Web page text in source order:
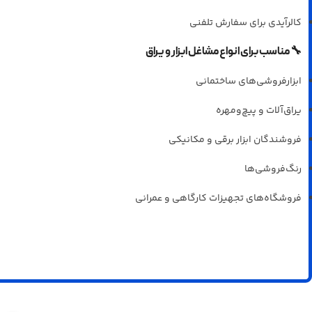
کالرآیدی برای سفارش تلفنی
🔧مناسب برای انواع مشاغل ابزار و یراق
ابزارفروشی‌های ساختمانی
یراق‌آلات و پیچ‌ومهره
فروشندگان ابزار برقی و مکانیکی
رنگ‌فروشی‌ها
فروشگاه‌های تجهیزات کارگاهی و عمرانی